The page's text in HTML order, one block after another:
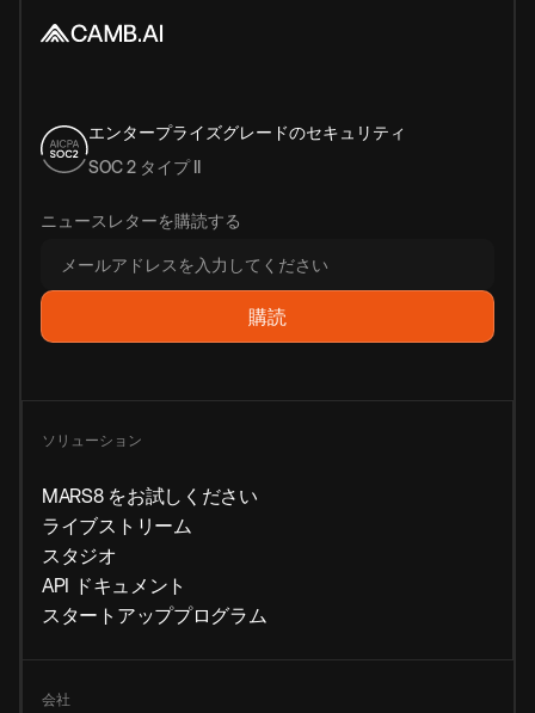
エンタープライズグレードのセキュリティ
SOC 2 タイプ II
ニュースレターを購読する
ソリューション
MARS8 をお試しください
ライブストリーム
スタジオ
API ドキュメント
スタートアッププログラム
会社